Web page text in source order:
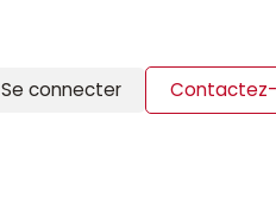
Se connecter